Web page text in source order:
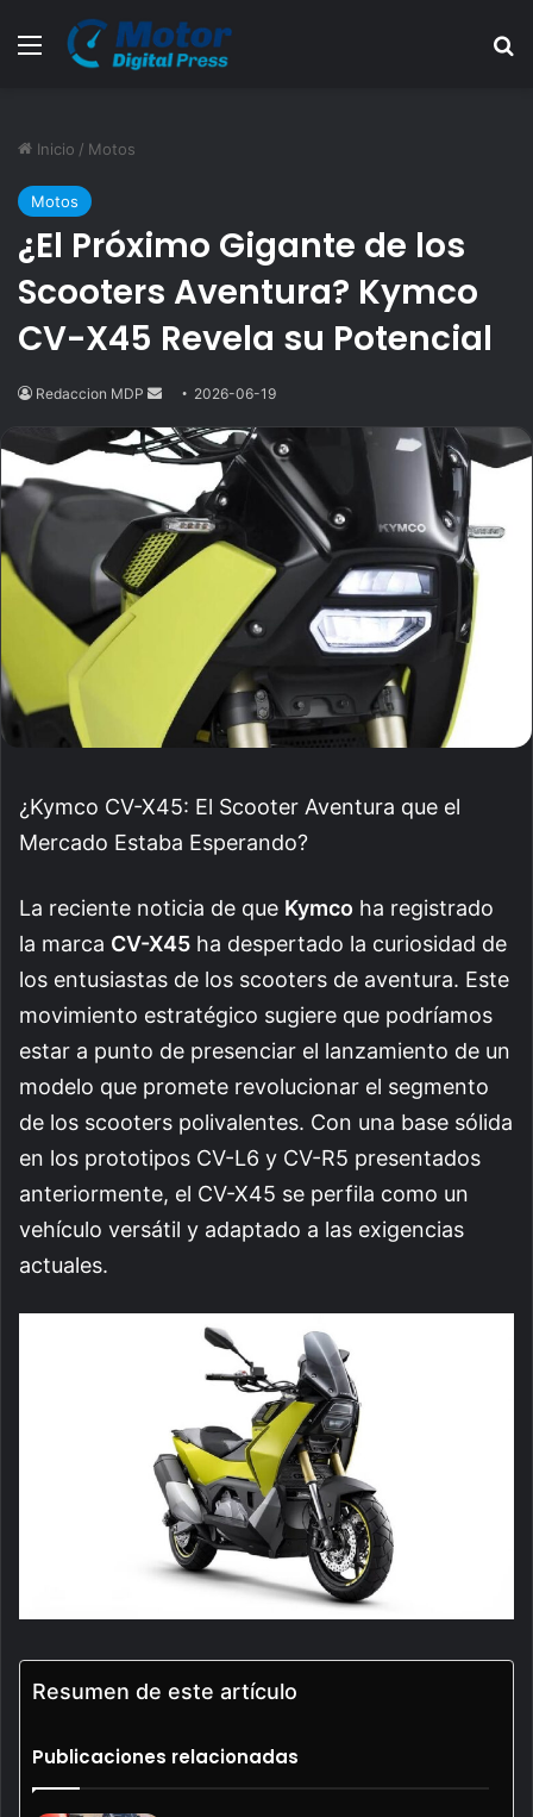
Menú
Inicio / Motos
Motos
¿El Próximo Gigante de los
Scooters Aventura? Kymco
CV-X45 Revela su Potencial
Redaccion MDP
Send
email
2026-06-19
¿Kymco CV-X45: El Scooter Aventura que el
Mercado Estaba Esperando?
La reciente noticia de que Kymco ha registrado
la marca CV-X45 ha despertado la curiosidad de
los entusiastas de los scooters de aventura. Este
movimiento estratégico sugiere que podríamos
estar a punto de presenciar el lanzamiento de un
modelo que promete revolucionar el segmento
de los scooters polivalentes. Con una base sólida
en los prototipos CV-L6 y CV-R5 presentados
anteriormente, el CV-X45 se perfila como un
vehículo versátil y adaptado a las exigencias
actuales.
Resumen de este artículo
Publicaciones relacionadas